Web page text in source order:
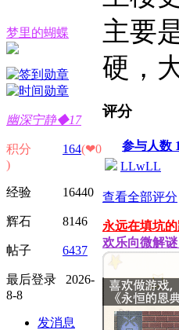
梦里的蝴蝶
幽深宁静◆17
积分 164(❤0
)
经验 16440
辉石 8146
帖子 6437
最后登录 2026-
8-8
发消息
主要
硬，
评分
参与人数
LLwLL
查看全部评分
永远在填坑
欢乐向微解